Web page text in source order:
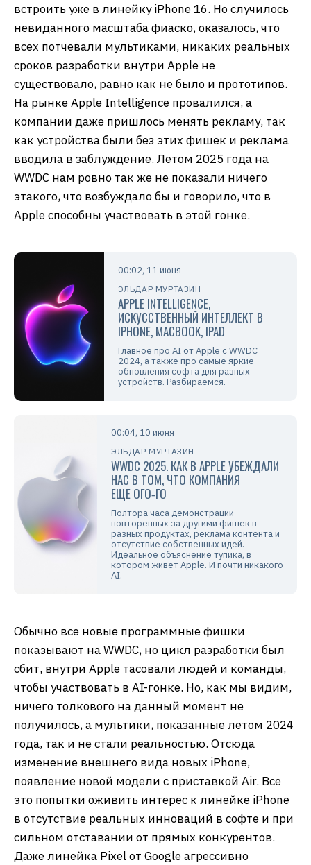
встроить уже в линейку iPhone 16. Но случилось
невиданного масштаба фиаско, оказалось, что
всех потчевали мультиками, никаких реальных
сроков разработки внутри Apple не
существовало, равно как не было и прототипов.
На рынке Apple Intelligence провалился, а
компании даже пришлось менять рекламу, так
как устройства были без этих фишек и реклама
вводила в заблуждение. Летом 2025 года на
WWDC нам ровно так же не показали ничего
этакого, что возбуждало бы и говорило, что в
Apple способны участвовать в этой гонке.
00:02, 11 июня
ЭЛЬДАР МУРТАЗИН
APPLE INTELLIGENCE,
ИСКУССТВЕННЫЙ ИНТЕЛЛЕКТ В
IPHONE, MACBOOK, IPAD
Главное про AI от Apple с WWDC
2024, а также про самые яркие
обновления софта для разных
устройств. Разбираемся.
00:04, 10 июня
ЭЛЬДАР МУРТАЗИН
WWDC 2025. КАК В APPLE УБЕЖДАЛИ
НАС В ТОМ, ЧТО КОМПАНИЯ
ЕЩЕ ОГО‑ГО
Полтора часа демонстрации
повторенных за другими фишек в
разных продуктах, реклама контента и
отсутствие собственных идей.
Идеальное объяснение тупика, в
котором живет Apple. И почти никакого
AI.
Обычно все новые программные фишки
показывают на WWDC, но цикл разработки был
сбит, внутри Apple тасовали людей и команды,
чтобы участвовать в AI-гонке. Но, как мы видим,
ничего толкового на данный момент не
получилось, а мультики, показанные летом 2024
года, так и не стали реальностью. Отсюда
изменение внешнего вида новых iPhone,
появление новой модели с приставкой Air. Все
это попытки оживить интерес к линейке iPhone
в отсутствие реальных инноваций в софте и при
сильном отставании от прямых конкурентов.
Даже линейка Pixel от Google агрессивно